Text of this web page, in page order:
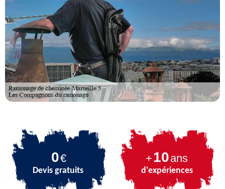
0€
Devis gratuits
+10ans
d'expériences